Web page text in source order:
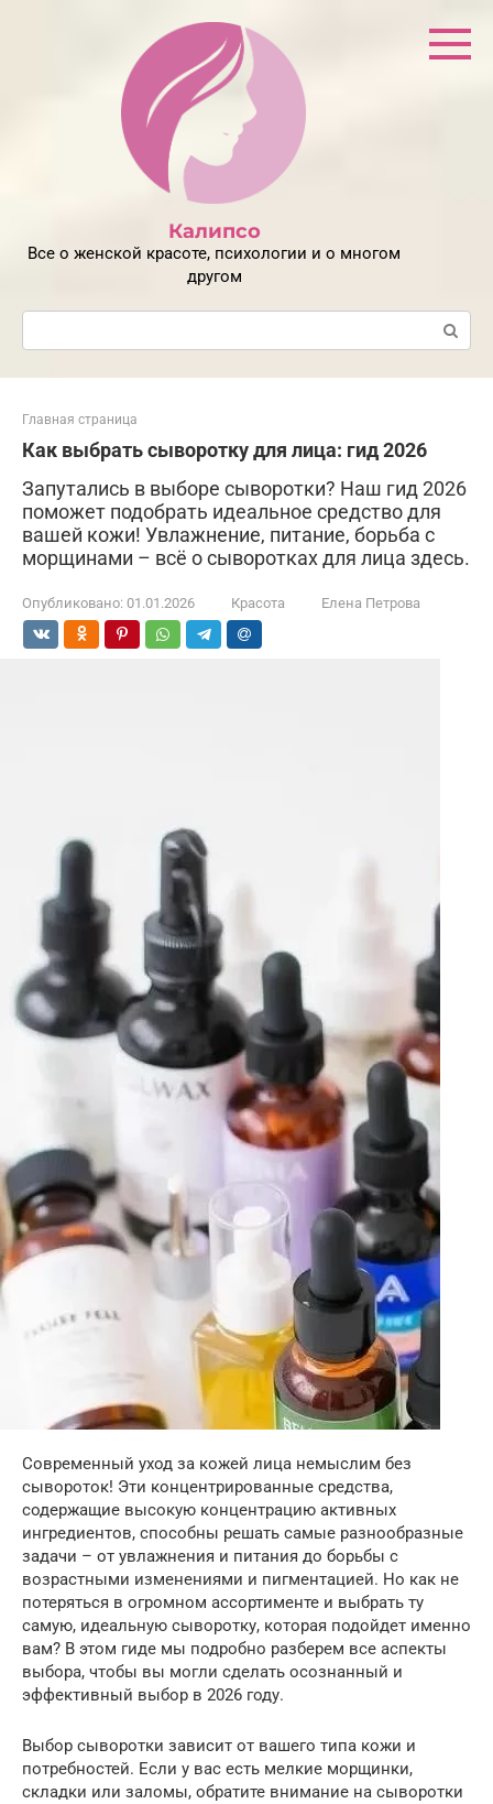
Калипсо
Все о женской красоте, психологии и о многом
другом
Поиск:
Главная страница
Как выбрать сыворотку для лица: гид 2026
Запутались в выборе сыворотки? Наш гид 2026
поможет подобрать идеальное средство для
вашей кожи! Увлажнение, питание, борьба с
морщинами – всё о сыворотках для лица здесь.
Опубликовано: 01.01.2026 Красота Елена Петрова
Современный уход за кожей лица немыслим без
сывороток! Эти концентрированные средства,
содержащие высокую концентрацию активных
ингредиентов, способны решать самые разнообразные
задачи – от увлажнения и питания до борьбы с
возрастными изменениями и пигментацией. Но как не
потеряться в огромном ассортименте и выбрать ту
самую, идеальную сыворотку, которая подойдет именно
вам? В этом гиде мы подробно разберем все аспекты
выбора, чтобы вы могли сделать осознанный и
эффективный выбор в 2026 году.
Выбор сыворотки зависит от вашего типа кожи и
потребностей. Если у вас есть мелкие морщинки,
складки или заломы, обратите внимание на сыворотки